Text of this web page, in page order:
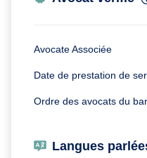
Avocate Associée
Date de prestation de
Ordre des avocats du
Langues